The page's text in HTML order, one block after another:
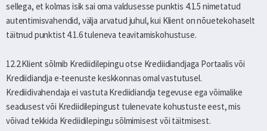
sellega, et kolmas isik sai oma valdusesse punktis 4.1.5 nimetatud
autentimisvahendid, välja arvatud juhul, kui Klient on nõuetekohaselt
täitnud punktist 4.1.6 tuleneva teavitamiskohustuse.
12.2.Klient sõlmib Krediidilepingu otse Krediidiandjaga Portaalis või
Krediidiandja e-teenuste keskkonnas omal vastutusel.
Krediidivahendaja ei vastuta Krediidiandja tegevuse ega võimalike
seadusest või Krediidilepingust tulenevate kohustuste eest, mis
võivad tekkida Krediidilepingu sõlmimisest või täitmisest.